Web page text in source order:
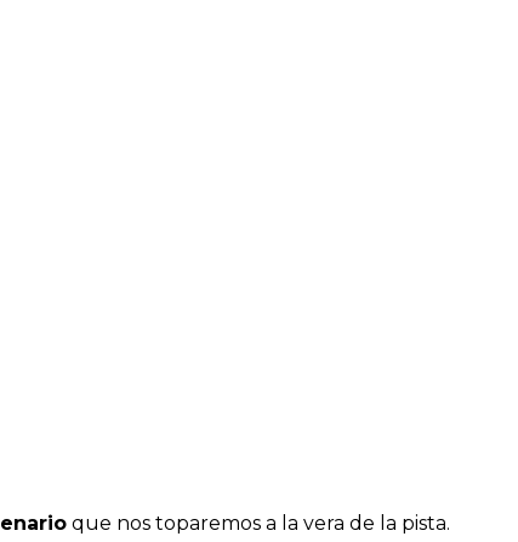
que nos toparemos a la vera de la pista.